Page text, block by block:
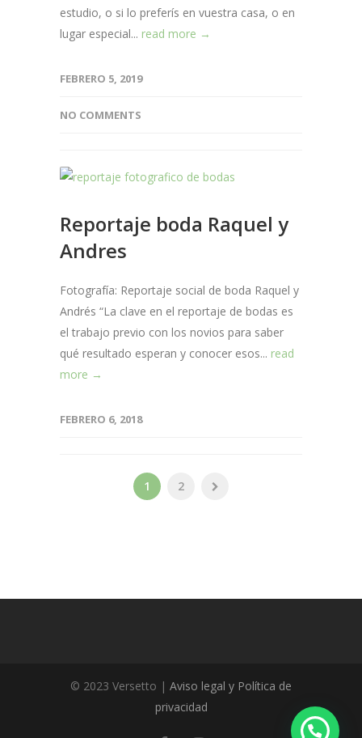
estudio, o si lo preferís en vuestra casa, o en
lugar especial... read more →
FEBRERO 5, 2019
NO COMMENTS
Reportaje boda Raquel y
Andres
Fotografía: Reportaje social de boda Raquel y
Andrés “La clave en el reportaje de bodas es
el trabajo previo con los novios para saber
qué resultado esperan y conocer esos... read
more →
FEBRERO 6, 2018
1 2
© 2023 Versetto | Aviso legal y Política de
privacidad